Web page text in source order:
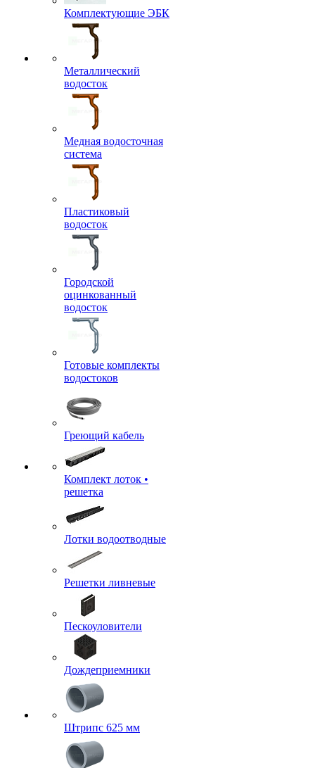
Комплектующие ЭБК
Металлический
водосток
Медная водосточная
система
Пластиковый
водосток
Городской
оцинкованный
водосток
Готовые комплекты
водостоков
Греющий кабель
Комплект лоток •
решетка
Лотки водоотводные
Решетки ливневые
Пескоуловители
Дождеприемники
Штрипс 625 мм